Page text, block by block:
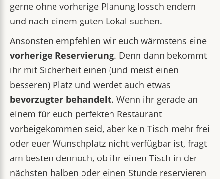
gerne ohne vorherige Planung losschlendern
und nach einem guten Lokal suchen.
Ansonsten empfehlen wir euch wärmstens eine
vorherige Reservierung. Denn dann bekommt
ihr mit Sicherheit einen (und meist einen
besseren) Platz und werdet auch etwas
bevorzugter behandelt. Wenn ihr gerade an
einem für euch perfekten Restaurant
vorbeigekommen seid, aber kein Tisch mehr frei
oder euer Wunschplatz nicht verfügbar ist, fragt
am besten dennoch, ob ihr einen Tisch in der
nächsten halben oder einen Stunde reservieren